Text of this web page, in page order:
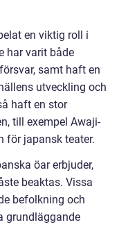
en viktig roll i
har varit både
samt haft en
utveckling och
haft en stor
till exempel Awaji-
för japansk teater.
öar erbjuder,
beaktas. Vissa
befolkning och
grundläggande